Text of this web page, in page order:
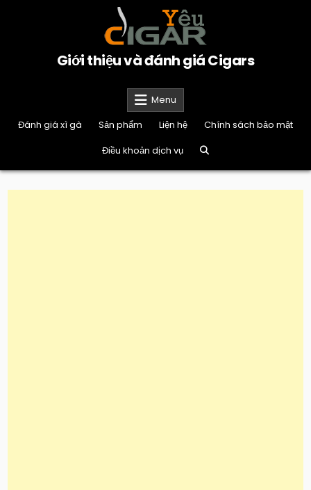
Giới thiệu và đánh giá Cigars
Menu
Đánh giá xì gà
Sản phẩm Liện hệ
Chính sách bảo mật
Điều khoản dịch vụ